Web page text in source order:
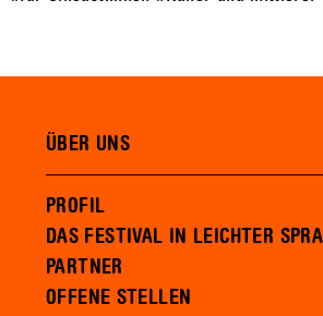
ÜBER UNS
PROFIL
DAS FESTIVAL IN LEICHTER
PARTNER
OFFENE STELLEN